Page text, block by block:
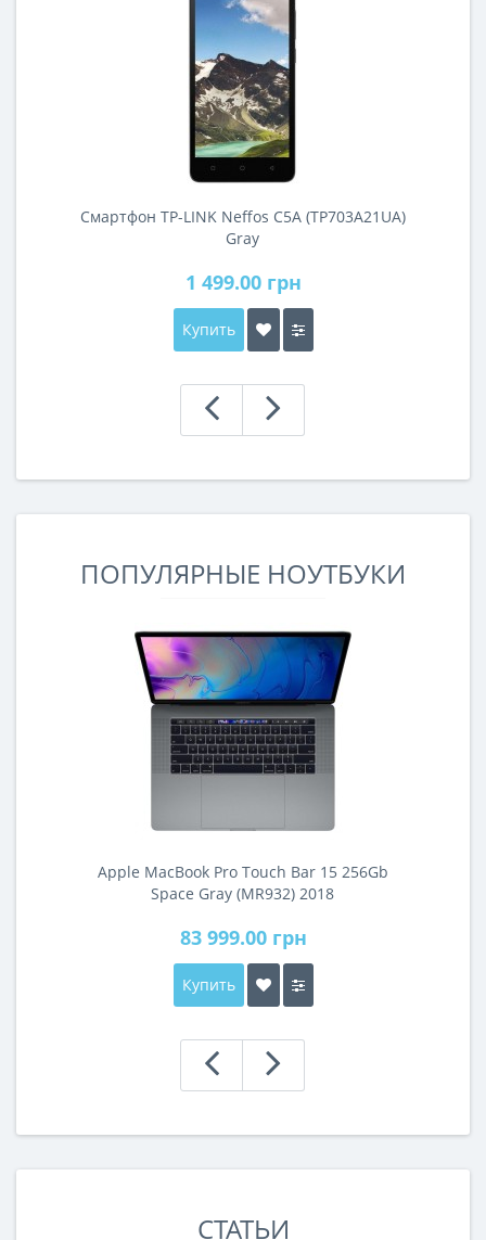
Смартфон TP-LINK Neffos C5A (TP703A21UA)
Gray
1 499.00 грн
Купить
ПОПУЛЯРНЫЕ НОУТБУКИ
Apple MacBook Pro Touch Bar 15 256Gb
Space Gray (MR932) 2018
83 999.00 грн
Купить
СТАТЬИ